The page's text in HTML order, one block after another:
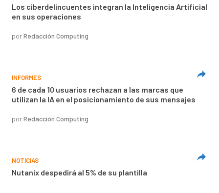
Los ciberdelincuentes integran la Inteligencia Artificial
en sus operaciones
porRedacción Computing
INFORMES
6 de cada 10 usuarios rechazan a las marcas que
utilizan la IA en el posicionamiento de sus mensajes
porRedacción Computing
NOTICIAS
Nutanix despedirá al 5% de su plantilla